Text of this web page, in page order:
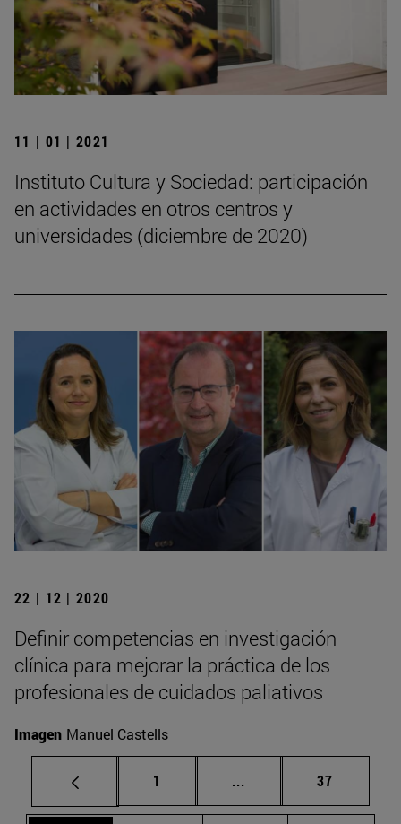
11 | 01 | 2021
Instituto Cultura y Sociedad: participación
en actividades en otros centros y
universidades (diciembre de 2020)
22 | 12 | 2020
Definir competencias en investigación
clínica para mejorar la práctica de los
profesionales de cuidados paliativos
Imagen Manuel Castells
Página
1 ... Páginas intermedias
Página
37